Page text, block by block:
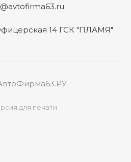
14 ГСК "ПЛАМЯ"
для печати